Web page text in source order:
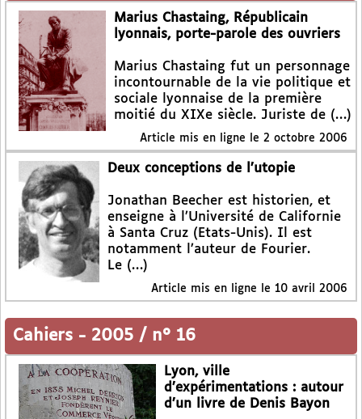
Marius Chastaing, Républicain
lyonnais, porte-parole des ouvriers
Marius Chastaing fut un personnage
incontournable de la vie politique et
sociale lyonnaise de la première
moitié du XIXe siècle. Juriste de (…)
Article mis en ligne le 2 octobre 2006
Deux conceptions de l’utopie
Jonathan Beecher est historien, et
enseigne à l’Université de Californie
à Santa Cruz (Etats-Unis). Il est
notamment l’auteur de Fourier.
Le (…)
Article mis en ligne le 10 avril 2006
Cahiers - 2005 / n° 16
Lyon, ville
d’expérimentations : autour
d’un livre de Denis Bayon